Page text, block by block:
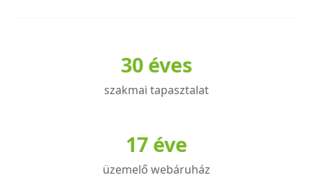
van.
változatok
választhatók
ki
30 éves
szakmai tapasztalat
17 éve
üzemelő webáruház